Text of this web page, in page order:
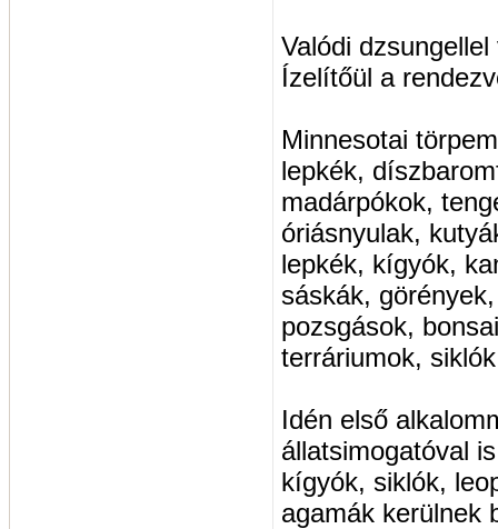
Valódi
Ízelítőül a
Minnesotai
lepkék,
madárpókok,
óriásnyulak,
lepkék, kígyók,
sáskák,
pozsgások,
terráriumok,
Idén első
állatsimogatóval
kígyók, siklók,
agamák kerülnek